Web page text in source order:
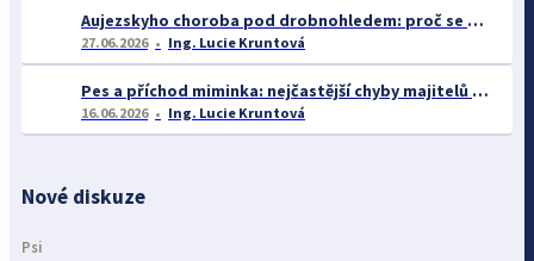
Aujezskyho choroba pod drobnohledem: proč se o ní nyní mluví více než dříve
27.06.2026 Ing. Lucie Kruntová
Pes a příchod miminka: nejčastější chyby majitelů a jak se jim vyhnout
16.06.2026 Ing. Lucie Kruntová
Nové diskuze
Psi